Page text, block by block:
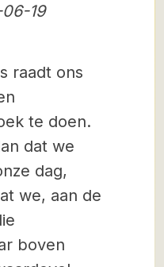
19
raadt ons
te doen.
dat we
dag,
we, aan de
boven